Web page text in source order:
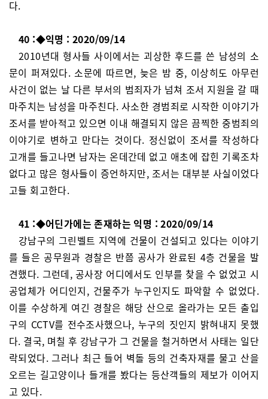
다.
40 :◆익명 : 2020/09/14
2010년대 형사들 사이에서는 괴상한 후드를 쓴 남성의 소
문이 퍼져있다. 소문에 따르면, 늦은 밤 중, 이상히도 아무런
사건이 없는 날 다른 부서의 범죄자가 넘쳐 조서 지원을 갈 때
마주치는 남성을 마주친다. 사소한 경범죄로 시작한 이야기가
조서를 받아적고 있으면 이내 해결되지 않은 끔찍한 중범죄의
이야기로 변하고 만다는 것이다. 정신없이 조서를 작성하다
고개를 들고나면 남자는 온데간데 없고 애초에 잡힌 기록조차
없다고 많은 형사들이 증언하지만, 조서는 대부분 사실이었다
고들 회고한다.
41 :◆어딘가에는 존재하는 익명 : 2020/09/14
강남구의 그린벨트 지역에 건물이 건설되고 있다는 이야기
를 들은 공무원과 경찰은 반쯤 공사가 완료된 4층 건물을 발
견했다. 그런데, 공사장 어디에서도 인부를 찾을 수 없었고 시
공업체가 어디인지, 건물주가 누구인지도 파악할 수 없었다.
이를 수상하게 여긴 경찰은 해당 산으로 올라가는 모든 출입
구의 CCTV를 전수조사했으나, 누구의 짓인지 밝혀내지 못했
다. 결국, 며칠 후 강남구가 그 건물을 철거하면서 사태는 일단
락되었다. 그러나 최근 들어 벽돌 등의 건축자재를 물고 산을
오르는 길고양이나 들개를 봤다는 등산객들의 제보가 이어지
고 있다.